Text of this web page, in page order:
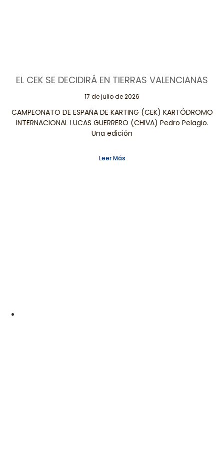
EL CEK SE DECIDIRÁ EN TIERRAS VALENCIANAS
17 de julio de 2026
CAMPEONATO DE ESPAÑA DE KARTING (CEK) KARTÓDROMO
INTERNACIONAL LUCAS GUERRERO (CHIVA) Pedro Pelagio.
Una edición
Leer Más